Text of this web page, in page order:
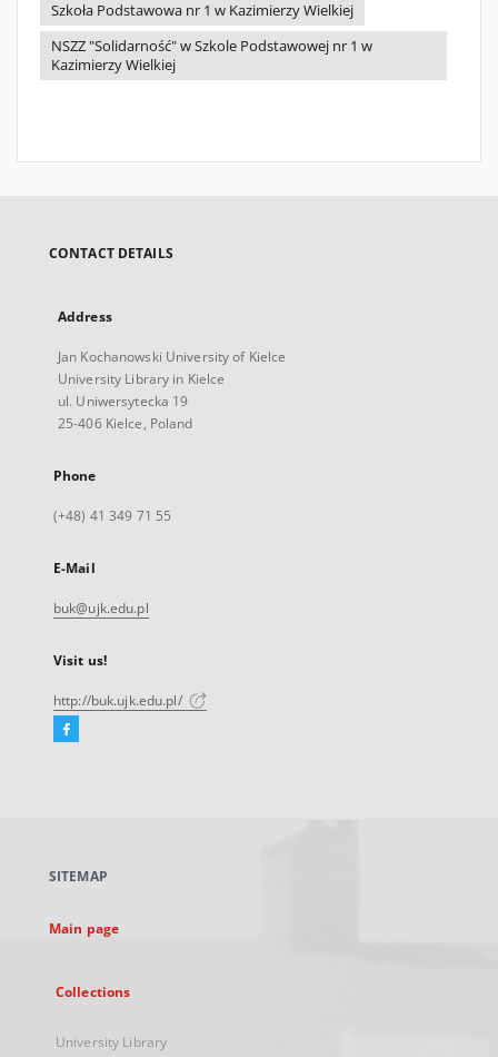
Szkoła Podstawowa nr 1 w Kazimierzy Wielkiej
NSZZ "Solidarność" w Szkole Podstawowej nr 1 w
Kazimierzy Wielkiej
CONTACT DETAILS
Address
Jan Kochanowski University of Kielce
University Library in Kielce
ul. Uniwersytecka 19
25-406 Kielce, Poland
Phone
(+48) 41 349 71 55
E-Mail
buk@ujk.edu.pl
Visit us!
http://buk.ujk.edu.pl/
Facebook
new
SITEMAP
Main page
Collections
University Library